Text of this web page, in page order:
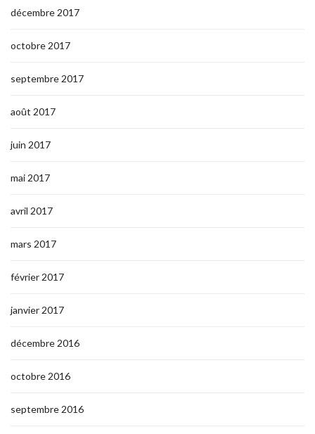
décembre 2017
octobre 2017
septembre 2017
août 2017
juin 2017
mai 2017
avril 2017
mars 2017
février 2017
janvier 2017
décembre 2016
octobre 2016
septembre 2016